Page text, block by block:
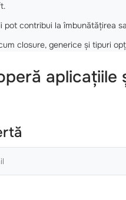
pot contribui la îmbunătățirea
closure, generice și tipuri